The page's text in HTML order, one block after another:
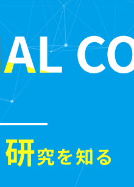
研究を知る